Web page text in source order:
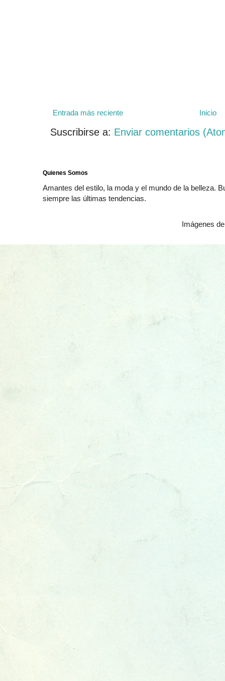
Entrada más reciente Inicio
Suscribirse a: Enviar comentarios
Quienes Somos
Amantes del estilo, la moda y el mundo de la belleza.
siempre las últimas tendencias.
Imágenes